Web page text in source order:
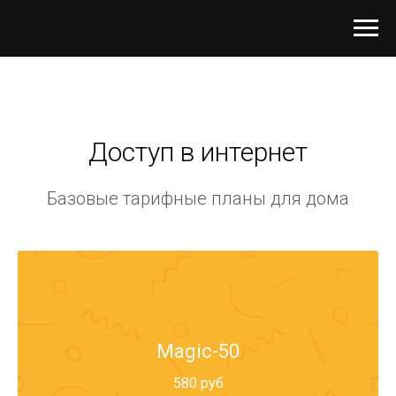
Доступ в интернет
Базовые тарифные планы для дома
Magic-50
580 руб